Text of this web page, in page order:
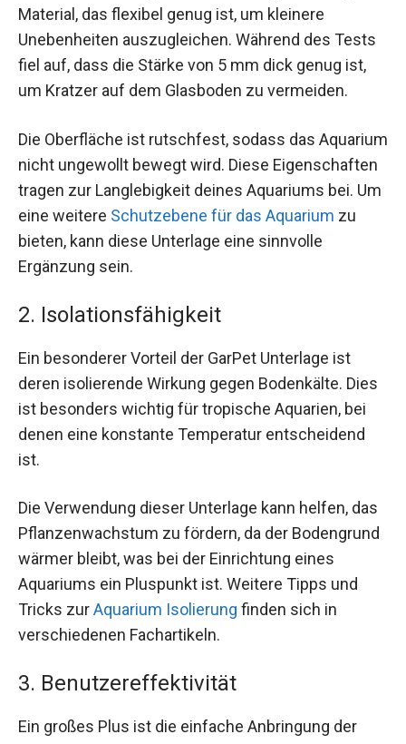
Material, das flexibel genug ist, um kleinere
Unebenheiten auszugleichen. Während des Tests
fiel auf, dass die Stärke von 5 mm dick genug ist,
um Kratzer auf dem Glasboden zu vermeiden.
Die Oberfläche ist rutschfest, sodass das Aquarium
nicht ungewollt bewegt wird. Diese Eigenschaften
tragen zur Langlebigkeit deines Aquariums bei. Um
eine weitere Schutzebene für das Aquarium zu
bieten, kann diese Unterlage eine sinnvolle
Ergänzung sein.
2. Isolationsfähigkeit
Ein besonderer Vorteil der GarPet Unterlage ist
deren isolierende Wirkung gegen Bodenkälte. Dies
ist besonders wichtig für tropische Aquarien, bei
denen eine konstante Temperatur entscheidend
ist.
Die Verwendung dieser Unterlage kann helfen, das
Pflanzenwachstum zu fördern, da der Bodengrund
wärmer bleibt, was bei der Einrichtung eines
Aquariums ein Pluspunkt ist. Weitere Tipps und
Tricks zurAquarium Isolierung finden sich in
verschiedenen Fachartikeln.
3. Benutzereffektivität
Ein großes Plus ist die einfache Anbringung der